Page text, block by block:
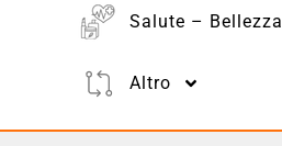
Salute – Bellezza
Altro